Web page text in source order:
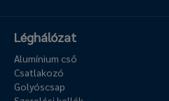
Léghálózat
Alumínium cső
Csatlakozó
Golyóscsap